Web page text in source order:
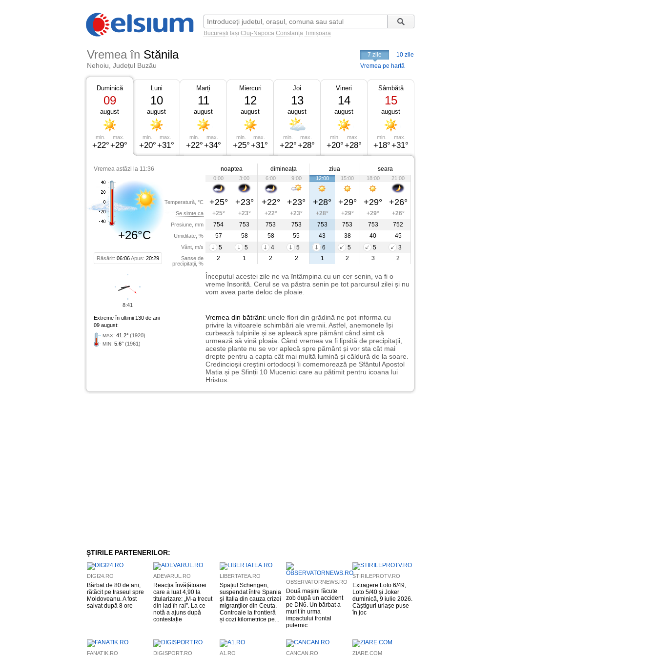
București Iași Cluj-Napoca Constanța Timișoara
Vremea în Stănila
Nehoiu, Județul Buzău
7 zile
10 zile
Vremea pe hartă
Duminică
09
august
min.
+22°
max.
+29°
Luni
10
august
min.
+20°
max.
+31°
Marți
11
august
min.
+22°
max.
+34°
Miercuri
12
august
min.
+25°
max.
+31°
Joi
13
august
min.
+22°
max.
+28°
Vineri
14
august
min.
+20°
max.
+28°
Sâmbătă
15
august
min.
+18°
max.
+31°
Vremea astăzi la 11:36
+26°C
Răsărit: 06:06Apus: 20:29
Temperatură, °C
Se simte ca
Presiune, mm
Umiditate, %
Vânt, m/s
Șanse de
precipitații, %
noaptea dimineața ziua seara
0:00 3:00 6:00 9:00 12:00 15:00 18:00 21:00
+25° +23° +22° +23° +28° +29° +29° +26°
+25° +23° +22° +23° +28° +29° +29°
+26°
754
753 753 753 753 753 753
752
57
58 58 55 43 38 40
45
5
5 4 5 6 5 5
3
2
1 2 2 1 2 3 2
Începutul acestei zile ne va întâmpina cu un cer senin, va fi o
vreme însorită. Cerul se va păstra senin pe tot parcursul zilei și nu
vom avea parte deloc de ploaie.
Extreme în ultimii 130 de ani
09 august:
MAX: 41.2° (1920)
MIN: 5.6° (1961)
Vremea din bătrâni: unele flori din grădină ne pot informa cu
privire la viitoarele schimbări ale vremii. Astfel, anemonele își
curbează tulpinile și se apleacă spre pământ când simt că
urmează să vină ploaia. Când vremea va fi lipsită de precipitații,
aceste plante nu se vor aplecă spre pământ și vor sta cât mai
drepte pentru a capta cât mai multă lumină și căldură de la soare.
Credincioșii creștini ortodocși îi comemorează pe Sfântul Apostol
Matia și pe Sfinții 10 Mucenici care au pătimit pentru icoana lui
Hristos.
8:41
ȘTIRILE PARTENERILOR:
DIGI24.RO
Bărbat de 80 de ani,
rătăcit pe traseul spre
Moldoveanu. A fost
salvat după 8 ore
ADEVARUL.RO
Reacția învățătoarei
care a luat 4,90 la
titularizare: „M-a trecut
din iad în rai”. La ce
notă a ajuns după
contestație
LIBERTATEA.RO
Spațiul Schengen,
suspendat între Spania
și Italia din cauza crizei
migranților din Ceuta.
Controale la frontieră
și cozi kilometrice pe...
OBSERVATORNEWS.RO
Două mașini făcute
zob după un accident
pe DN6. Un bărbat a
murit în urma
impactului frontal
puternic
STIRILEPROTV.RO
Extragere Loto 6/49,
Loto 5/40 și Joker
duminică, 9 iulie 2026.
Câștiguri uriașe puse
în joc
FANATIK.RO DIGISPORT.RO A1.RO CANCAN.RO ZIARE.COM